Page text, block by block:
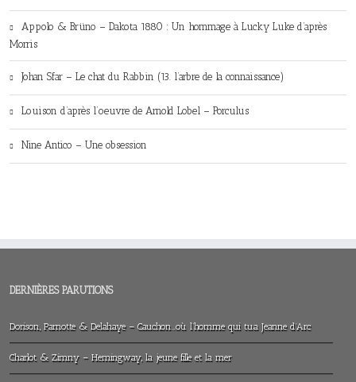
Appolo & Brüno – Dakota 1880 : Un hommage à Lucky Luke d’après
Morris
Johan Sfar – Le chat du Rabbin (13. l’arbre de la connaissance)
Louison d’après l’oeuvre de Arnold Lobel – Porculus
Nine Antico – Une obsession
DERNIÈRES PARUTIONS
Dorison, Parnotte & Delahaye – Cauchon…où l’homme qui tua Jeanne d’Arc
Charlot & Zimny – Hemingway, la jeune fille et la mer